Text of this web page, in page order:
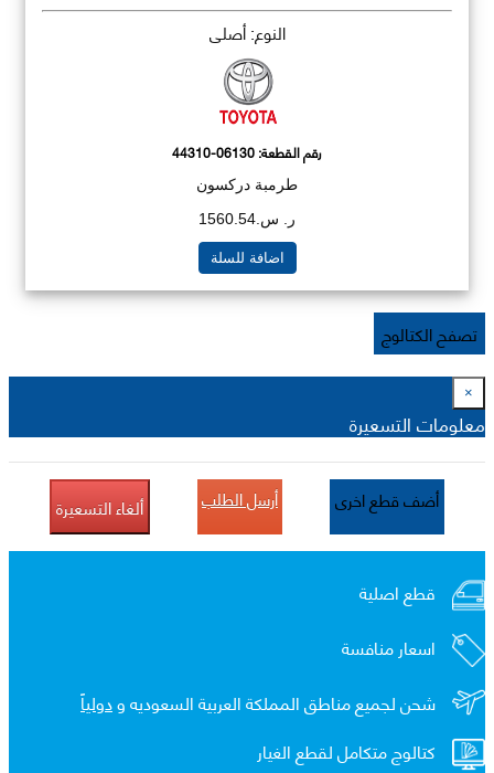
النوع: أصلي
رقم القطعة:44310-06130
طرمبة دركسون
ر. س.1560.54
اضافة للسلة
تصفح الكتالوج
×
معلومات التسعيرة
أضف قطع اخرى أرسل الطلب ألغاء التسعيرة
قطع اصلية
اسعار منافسة
شحن لجميع مناطق المملكة العربية السعوديه ودولياً
كتالوج متكامل لقطع الغيار